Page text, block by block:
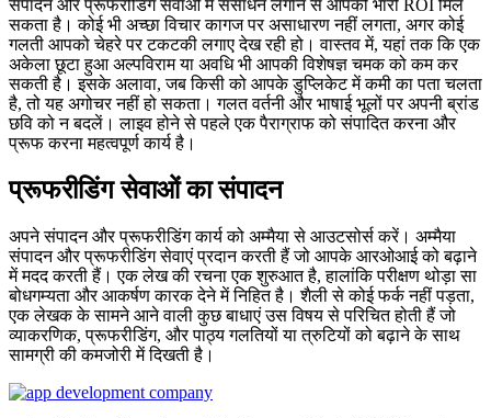
संपादन और प्रूफरीडिंग सेवाओं में संसाधन लगाने से आपको भारी ROI मिल
सकता है। कोई भी अच्छा विचार कागज पर असाधारण नहीं लगता, अगर कोई
गलती आपको चेहरे पर टकटकी लगाए देख रही हो। वास्तव में, यहां तक ​​​​कि एक
अकेला छूटा हुआ अल्पविराम या अवधि भी आपकी विशेषज्ञ चमक को कम कर
सकती है। इसके अलावा, जब किसी को आपके डुप्लिकेट में कमी का पता चलता
है, तो यह अगोचर नहीं हो सकता। गलत वर्तनी और भाषाई भूलों पर अपनी ब्रांड
छवि को न बदलें। लाइव होने से पहले एक पैराग्राफ को संपादित करना और
प्रूफ करना महत्वपूर्ण कार्य है।
प्रूफरीडिंग सेवाओं का संपादन
अपने संपादन और प्रूफरीडिंग कार्य को अम्मैया से आउटसोर्स करें। अम्मैया
संपादन और प्रूफरीडिंग सेवाएं प्रदान करती हैं जो आपके आरओआई को बढ़ाने
में मदद करती हैं। एक लेख की रचना एक शुरुआत है, हालांकि परीक्षण थोड़ा सा
बोधगम्यता और आकर्षण कारक देने में निहित है। शैली से कोई फर्क नहीं पड़ता,
एक लेखक के सामने आने वाली कुछ बाधाएं उस विषय से परिचित होती हैं जो
व्याकरणिक, प्रूफरीडिंग, और पाठ्य गलतियों या त्रुटियों को बढ़ाने के साथ
सामग्री की कमजोरी में दिखती है।